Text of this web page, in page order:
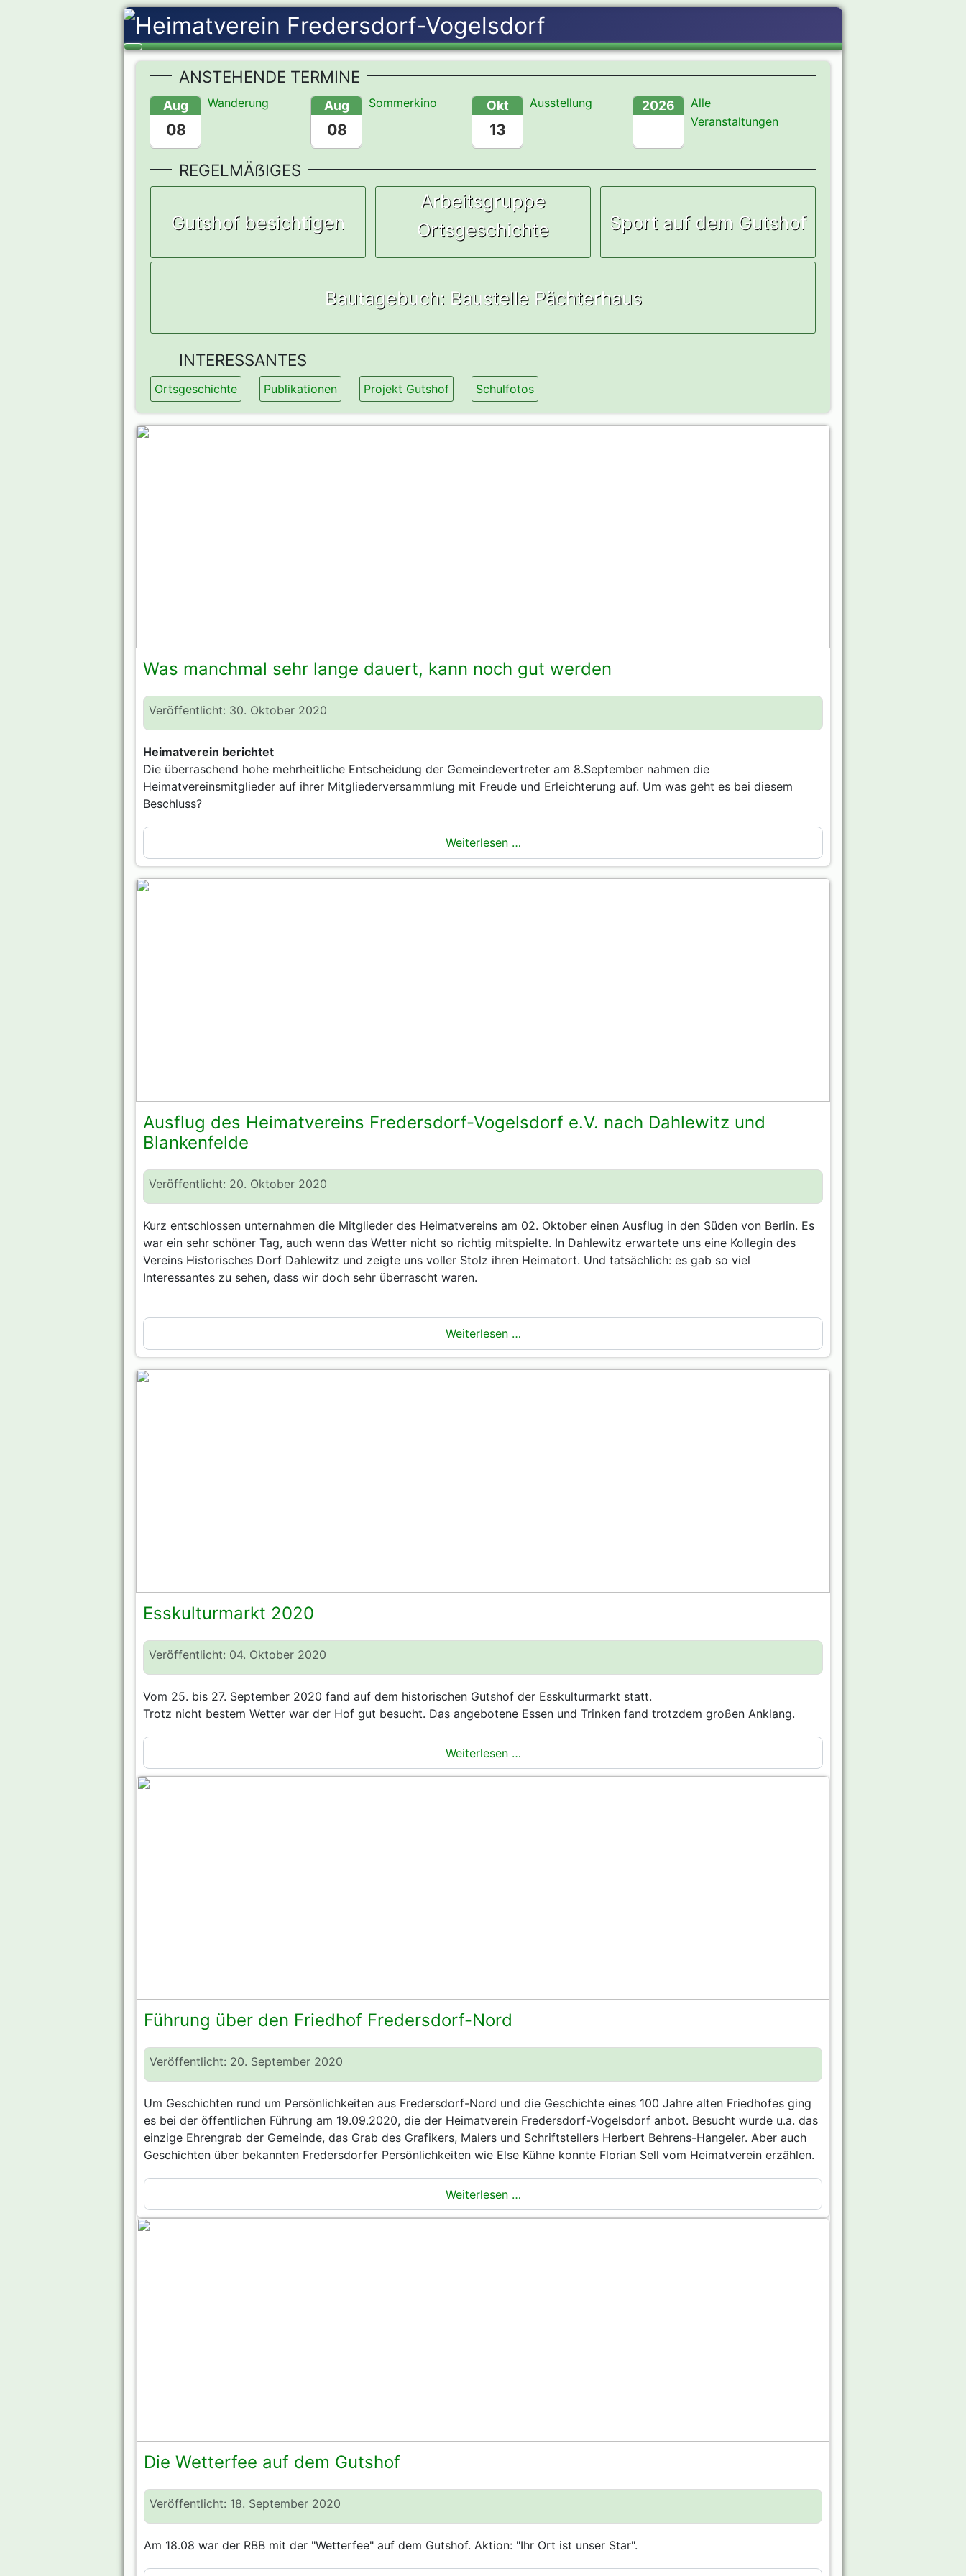
ANSTEHENDE TERMINE
Aug
08
Wanderung Aug
08
Sommerkino Okt
13
Ausstellung 2026
Alle
Veranstaltungen
REGELMÄẞIGES
Gutshof besichtigen
Arbeitsgruppe
Ortsgeschichte
Sport auf dem Gutshof
Bautagebuch: Baustelle Pächterhaus
INTERESSANTES
Ortsgeschichte Publikationen Projekt Gutshof Schulfotos
Was manchmal sehr lange dauert, kann noch gut werden
Veröffentlicht: 30. Oktober 2020
Heimatverein berichtet
Die überraschend hohe mehrheitliche Entscheidung der Gemeindevertreter am 8.September nahmen die
Heimatvereinsmitglieder auf ihrer Mitgliederversammlung mit Freude und Erleichterung auf. Um was geht es bei diesem
Beschluss?
Weiterlesen …
Ausflug des Heimatvereins Fredersdorf-Vogelsdorf e.V. nach Dahlewitz und
Blankenfelde
Veröffentlicht: 20. Oktober 2020
Kurz entschlossen unternahmen die Mitglieder des Heimatvereins am 02. Oktober einen Ausflug in den Süden von Berlin. Es
war ein sehr schöner Tag, auch wenn das Wetter nicht so richtig mitspielte. In Dahlewitz erwartete uns eine Kollegin des
Vereins Historisches Dorf Dahlewitz und zeigte uns voller Stolz ihren Heimatort. Und tatsächlich: es gab so viel
Interessantes zu sehen, dass wir doch sehr überrascht waren.
Weiterlesen …
Esskulturmarkt 2020
Veröffentlicht: 04. Oktober 2020
Vom 25. bis 27. September 2020 fand auf dem historischen Gutshof der Esskulturmarkt statt.
Trotz nicht bestem Wetter war der Hof gut besucht. Das angebotene Essen und Trinken fand trotzdem großen Anklang.
Weiterlesen …
Führung über den Friedhof Fredersdorf-Nord
Veröffentlicht: 20. September 2020
Um Geschichten rund um Persönlichkeiten aus Fredersdorf-Nord und die Geschichte eines 100 Jahre alten Friedhofes ging
es bei der öffentlichen Führung am 19.09.2020, die der Heimatverein Fredersdorf-Vogelsdorf anbot. Besucht wurde u.a. das
einzige Ehrengrab der Gemeinde, das Grab des Grafikers, Malers und Schriftstellers Herbert Behrens-Hangeler. Aber auch
Geschichten über bekannten Fredersdorfer Persönlichkeiten wie Else Kühne konnte Florian Sell vom Heimatverein erzählen.
Weiterlesen …
Die Wetterfee auf dem Gutshof
Veröffentlicht: 18. September 2020
Am 18.08 war der RBB mit der "Wetterfee" auf dem Gutshof. Aktion: "Ihr Ort ist unser Star".